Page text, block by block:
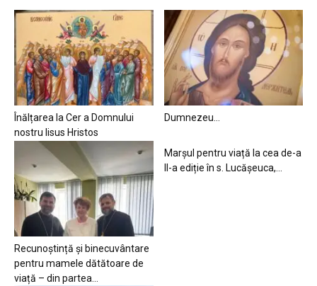
Înălțarea la Cer a Domnului
nostru Iisus Hristos
Dumnezeu…
Recunoștință și binecuvântare
pentru mamele dătătoare de
viață – din partea...
Marșul pentru viață la cea de-a
II-a ediție în s. Lucășeuca,...